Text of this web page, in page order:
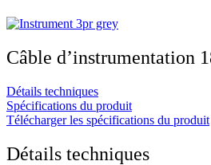
Câble d’instrumentation
Détails techniques
Spécifications du produit
Télécharger les spécifications du produit
Détails techniques